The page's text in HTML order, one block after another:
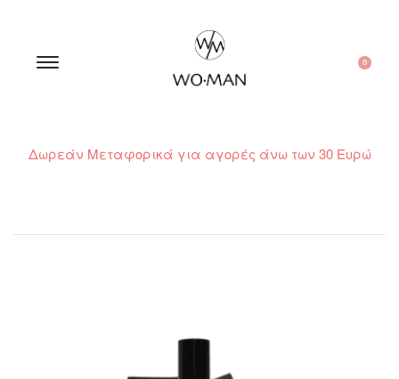
0
Δωρεάν Μεταφορικά για αγορές άνω των 30 Ευρώ